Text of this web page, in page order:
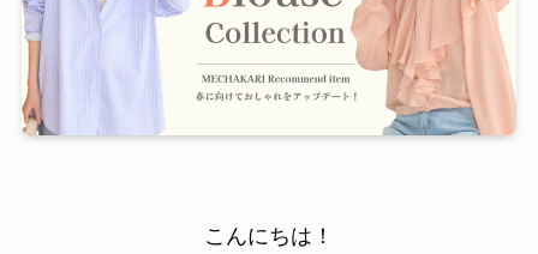
こんにちは！